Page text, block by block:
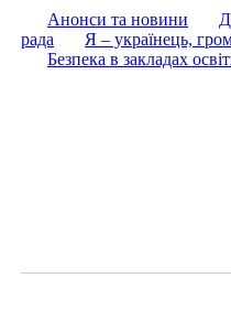
Анонси та новини
рада
Я – українець,
Безпека в закладах